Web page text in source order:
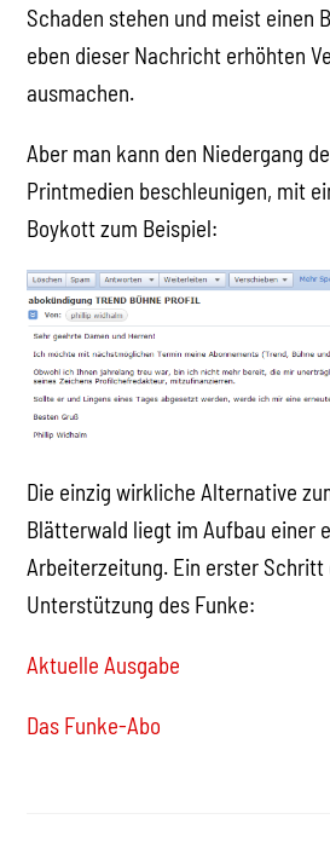
Schaden stehen und meist einen
eben dieser Nachricht erhöhten
ausmachen.
Aber man kann den Niedergang
Printmedien beschleunigen, mit
Boykott zum Beispiel:
Die einzig wirkliche Alternative
Blätterwald liegt im Aufbau einer
Arbeiterzeitung. Ein erster Schritt
Unterstützung des Funke:
Aktuelle Ausgabe
Das Funke-Abo